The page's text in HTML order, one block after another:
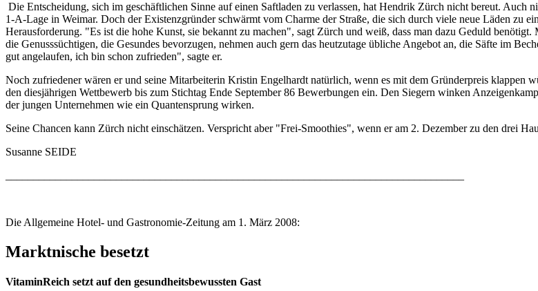
Die Entscheidung, sich im geschäftlichen Sinne auf einen Saftladen zu verlassen, hat Hendrik Zürch nicht bereut.
1-A-Lage in Weimar. Doch der Existenzgründer schwärmt vom Charme der Straße, die sich durch viele neue Läden zu
Herausforderung. "Es ist die hohe Kunst, sie bekannt zu machen", sagt Zürch und weiß, dass man dazu Geduld
die Genusssüchtigen, die Gesundes bevorzugen, nehmen auch gern das heutzutage übliche Angebot an, die Säfte im
gut angelaufen, ich bin schon zufrieden", sagte er.
Noch zufriedener wären er und seine Mitarbeiterin Kristin Engelhardt natürlich, wenn es mit dem Gründerpreis klappen
den diesjährigen Wettbewerb bis zum Stichtag Ende September 86 Bewerbungen ein. Den Siegern winken
der jungen Unternehmen wie ein Quantensprung wirken.
Seine Chancen kann Zürch nicht einschätzen. Verspricht aber "Frei-Smoothies", wenn er am 2. Dezember zu den drei
Susanne SEIDE
Die Allgemeine Hotel- und Gastronomie-Zeitung am 1. März 2008:
Marktnische besetzt
VitaminReich setzt auf den gesundheitsbewussten Gast